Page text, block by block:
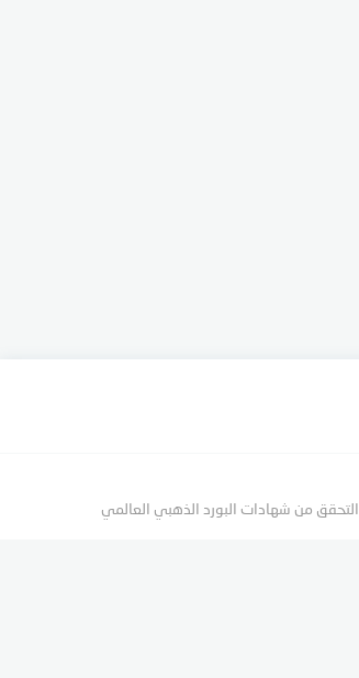
التحقق من شهادات البورد الذهبي العالمي